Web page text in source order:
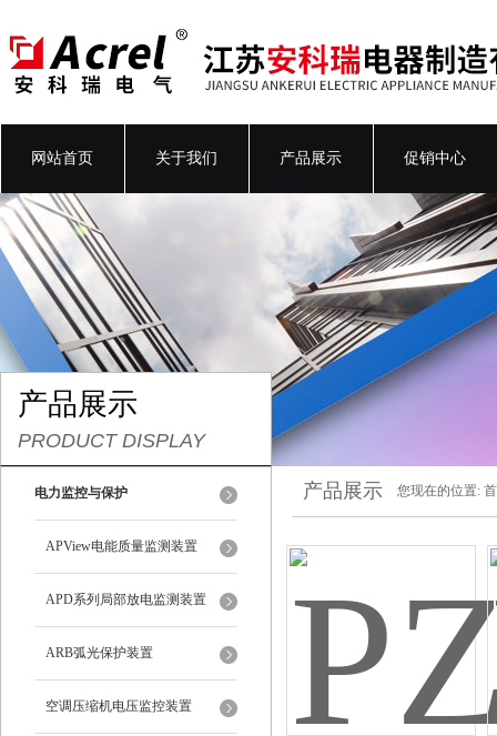
网站首页 关于我们 产品展示 促销中心
产品展示
PRODUCT DISPLAY
电力监控与保护
APView电能质量监测装置
APD系列局部放电监测装置
ARB弧光保护装置
空调压缩机电压监控装置
产品展示 您现在的位置: